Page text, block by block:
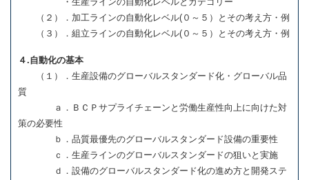
（２）．加工ラインの自動化レベル(０～５）とその考え方・例
（３）．組立ラインの自動化レベル(０～５）とその考え方・例
４.自動化の基本
（１）．生産設備のグローバルスタンダード化・グローバル品
質
ａ．ＢＣＰサプライチェーンと労働生産性向上に向けた対
策の必要性
ｂ．品質最優先のグローバルスタンダード設備の重要性
ｃ．生産ラインのグローバルスタンダードの狙いと実施
ｄ．設備のグローバルスタンダード化の進め方と開発ステ